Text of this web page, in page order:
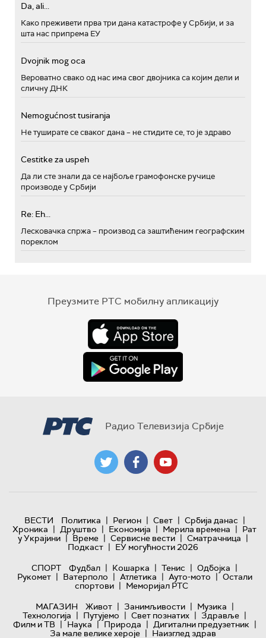
Da, ali...
Како преживети прва три дана катастрофе у Србији, и за
шта нас припрема ЕУ
Dvojnik mog oca
Вероватно свако од нас има свог двојника са којим дели и
сличну ДНК
Nemogućnost tusiranja
Не туширате се сваког дана – не стидите се, то је здраво
Cestitke za uspeh
Да ли сте знали да се најбоље грамофонске ручице
производе у Србији
Re: Eh...
Лесковачка спржа – производ са заштићеним географским
пореклом
Преузмите РТС мобилну апликацију
Радио Телевизија Србије
ВЕСТИ Политика | Регион | Свет | Србија данас |
Хроника | Друштво | Економија | Мерила времена | Рат
у Украјини | Време | Сервисне вести | Сматрачница |
Подкаст | ЕУ могућности 2026
СПОРТ
Фудбал | Кошарка | Тенис | Одбојка |
Рукомет | Ватерполо | Атлетика | Ауто-мото | Остали
спортови | Меморијал РТС
МАГАЗИН
Живот | Занимљивости | Музика |
Технологијa | Путујемо | Свет познатих | Здравље |
Филм и ТВ | Наука | Природа | Дигитални предузетник |
За мале велике хероје | Наизглед здрав